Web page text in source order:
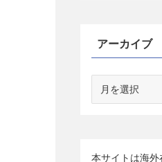
アーカイブ
本サイトは海